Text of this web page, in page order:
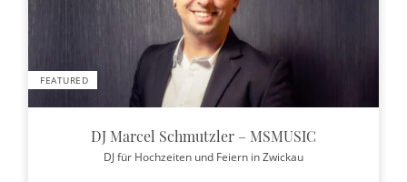
FEATURED
DJ Marcel Schmutzler – MSMUSIC
DJ für Hochzeiten und Feiern in Zwickau